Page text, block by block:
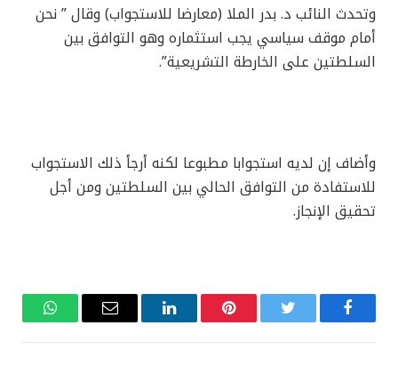
وتحدث النائب د. بدر الملا (معارضا للاستجواب) وقال ” نحن
أمام موقف سياسي يجب استثماره وهو التوافق بين
السلطتين على الخارطة التشريعية”.
وأضاف إن لديه استجوابا مطبوعا لكنه أرجأ ذلك الاستجواب
للاستفادة من التوافق الحالي بين السلطتين ومن أجل
تحقيق الإنجاز.
فيسبوك تويتر بينتيريستلينكدإن
البريد
واتساب